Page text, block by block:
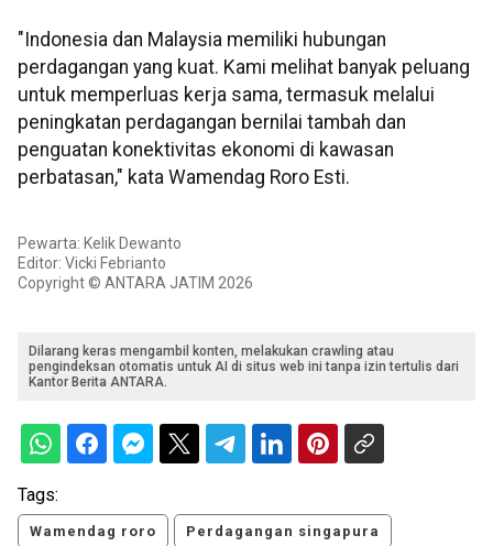
"Indonesia dan Malaysia memiliki hubungan
perdagangan yang kuat. Kami melihat banyak peluang
untuk memperluas kerja sama, termasuk melalui
peningkatan perdagangan bernilai tambah dan
penguatan konektivitas ekonomi di kawasan
perbatasan," kata Wamendag Roro Esti.
Pewarta: Kelik Dewanto
Editor: Vicki Febrianto
Copyright © ANTARA JATIM 2026
Dilarang keras mengambil konten, melakukan crawling atau
pengindeksan otomatis untuk AI di situs web ini tanpa izin tertulis dari
Kantor Berita ANTARA.
Tags:
Wamendag roro Perdagangan singapura